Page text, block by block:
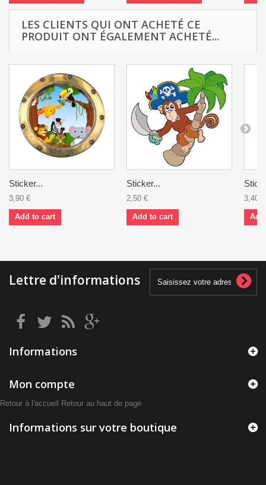
LES CLIENTS QUI ONT ACHETÉ CE
PRODUIT ONT ÉGALEMENT ACHETÉ...
Sticker...
3,90 €
Add to cart
Sticker...
2,50 €
Add to cart
3,40 €
Lettre d'informations
Informations
Mon compte
Retour à l'accueil Retour au haut de page
Informations sur votre boutique